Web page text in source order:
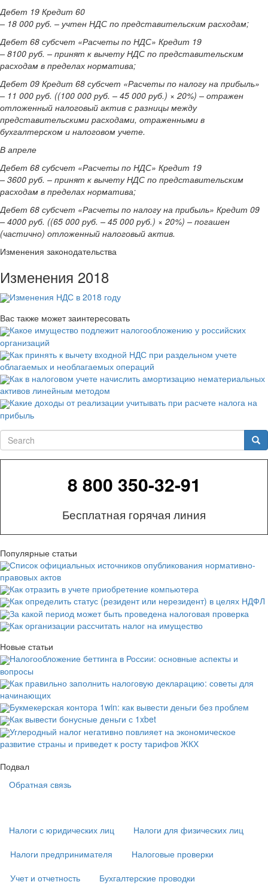
Дебет 19 Кредит 60
– 18 000 руб. – учтен НДС по представительским расходам;
Дебет 68 субсчет «Расчеты по НДС» Кредит 19
– 8100 руб. – принят к вычету НДС по представительским
расходам в пределах норматива;
Дебет 09 Кредит 68 субсчет «Расчеты по налогу на прибыль»
– 11 000 руб. ((100 000 руб. – 45 000 руб.) × 20%) – отражен
отложенный налоговый актив с разницы между
представительскими расходами, отраженными в
бухгалтерском и налоговом учете.
В апреле
Дебет 68 субсчет «Расчеты по НДС» Кредит 19
– 3600 руб. – принят к вычету НДС по представительским
расходам в пределах норматива;
Дебет 68 субсчет «Расчеты по налогу на прибыль» Кредит 09
– 4000 руб. ((65 000 руб. – 45 000 руб.) × 20%) – погашен
(частично) отложенный налоговый актив.
Изменения законодательства
Изменения 2018
Изменения НДС в 2018 году
Вас также может заинтересовать
Какое имущество подлежит налогообложению у российских
организаций
Как принять к вычету входной НДС при раздельном учете
облагаемых и необлагаемых операций
Как в налоговом учете начислить амортизацию нематериальных
активов линейным методом
Какие доходы от реализации учитывать при расчете налога на
прибыль
Search
8 800 350-32-91
Бесплатная горячая линия
Популярные статьи
Список официальных источников опубликования нормативно-
правовых актов
Как отразить в учете приобретение компьютера
Как определить статус (резидент или нерезидент) в целях НДФЛ
За какой период может быть проведена налоговая проверка
Как организации рассчитать налог на имущество
Новые статьи
Налогообложение беттинга в России: основные аспекты и
вопросы
Как правильно заполнить налоговую декларацию: советы для
начинающих
Букмекерская контора 1win: как вывести деньги без проблем
Как вывести бонусные деньги с 1xbet
Углеродный налог негативно повлияет на экономическое
развитие страны и приведет к росту тарифов ЖКХ
Подвал
Обратная связь
подвале)
Налоги с юридических лиц
Налоги для физических лиц
Налоги предпринимателя
Налоговые проверки
Учет и отчетность
Бухгалтерские проводки